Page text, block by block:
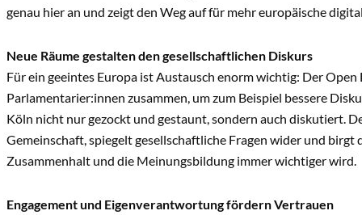
genau hier an und zeigt den Weg auf für mehr europäische
Neue Räume gestalten den gesellschaftlichen Diskurs
Für ein geeintes Europa ist Austausch enorm wichtig: Der
Parlamentarier:innen zusammen, um zum Beispiel bessere
Köln nicht nur gezockt und gestaunt, sondern auch diskutiert.
Gemeinschaft, spiegelt gesellschaftliche Fragen wider und birgt
Zusammenhalt und die Meinungsbildung immer wichtiger wird.
Engagement und Eigenverantwortung fördern Vertrauen